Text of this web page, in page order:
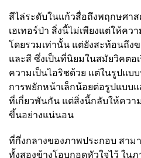
สีไล่ระดับในแก้วสื่อถึงพฤกษศา
เฮเทอร์ป่า สิ่งนี้ไม่เพียงแต่ให้ค
โดยรวมเท่านั้น แต่ยังสะท้อนถึง
และสี ซึ่งเป็นที่นิยมในสมัยวิคตอ
ความเป็นไอริชด้วย แต่ในรูปแบ
การพยักหน้าเล็กน้อยต่อรูปแบบ
ที่เกี่ยวพันกัน แต่สิ่งนี้กลับให้คว
ขึ้นอย่างแน่นอน
ที่กึ่งกลางของภาพประกอบ สาม
ทั้งสองข้างโอบกอดหัวใจไว้ ใน